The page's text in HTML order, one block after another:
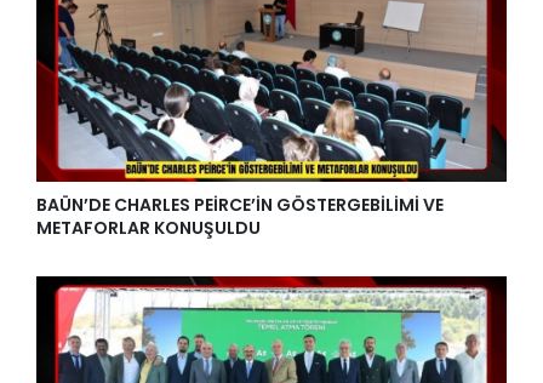
BAÜN’DE CHARLES PEİRCE’İN GÖSTERGEBİLİMİ VE
METAFORLAR KONUŞULDU